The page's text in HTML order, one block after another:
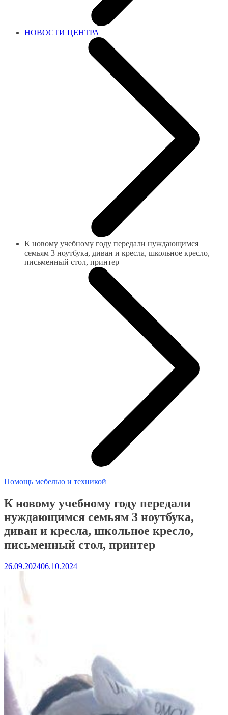
НОВОСТИ ЦЕНТРА
К новому учебному году передали нуждающимся
семьям 3 ноутбука, диван и кресла, школьное кресло,
письменный стол, принтер
Помощь мебелью и техникой
К новому учебному году передали
нуждающимся семьям 3 ноутбука,
диван и кресла, школьное кресло,
письменный стол, принтер
26.09.202406.10.2024